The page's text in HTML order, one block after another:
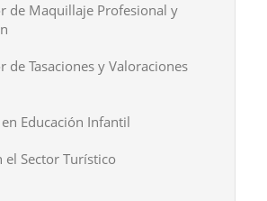
de Maquillaje Profesional y
de Tasaciones y Valoraciones
Educación Infantil
el Sector Turístico